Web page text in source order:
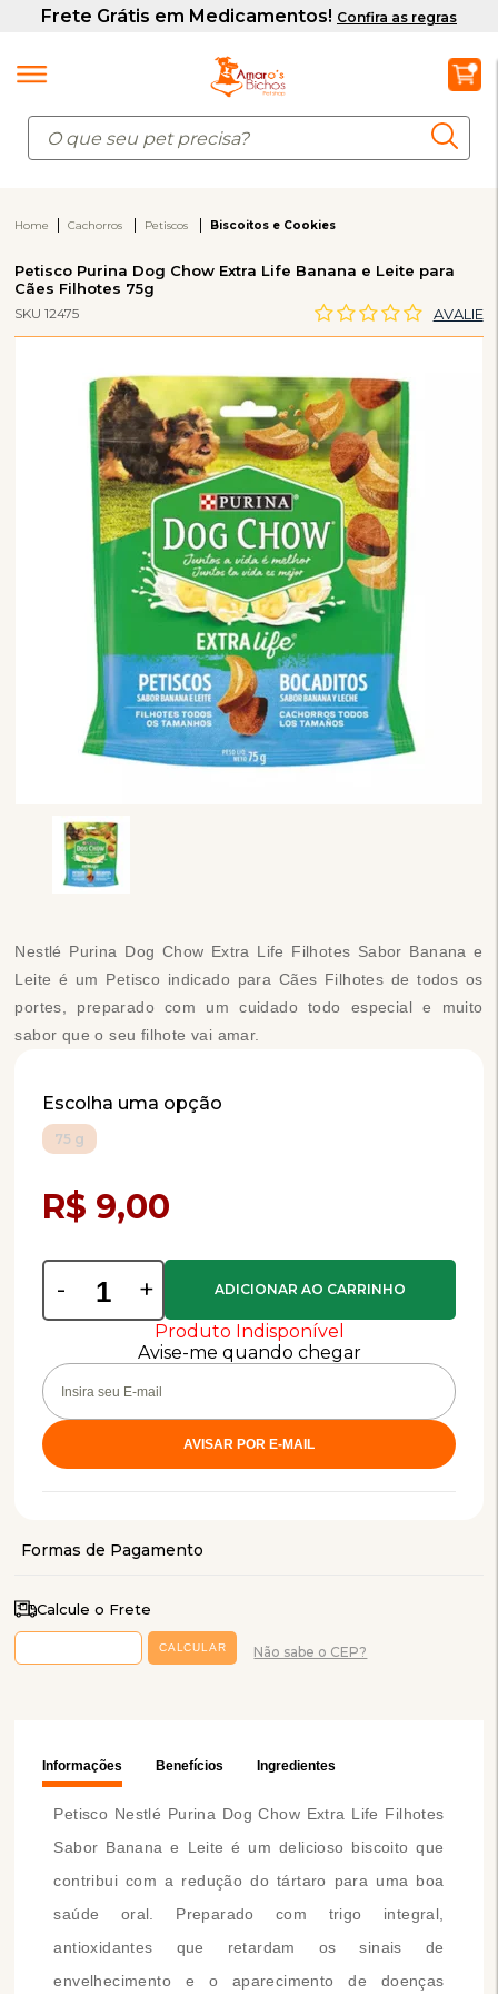
Home Cachorros Petiscos Biscoitos e Cookies
Petisco Purina Dog Chow Extra Life Banana e Leite para
Cães Filhotes 75g
SKU 12475 AVALIE
Nestlé Purina Dog Chow Extra Life Filhotes Sabor Banana e
Leite é um Petisco indicado para Cães Filhotes de todos os
portes, preparado com um cuidado todo especial e muito
sabor que o seu filhote vai amar.
Escolha uma opção
75 g
R$ 9,00
- +
Produto Indisponível
Avise-me quando chegar
Calcule o Frete
Não sabe o CEP?
Informações Benefícios Ingredientes
Petisco Nestlé Purina Dog Chow Extra Life Filhotes
Sabor Banana e Leite é um delicioso biscoito que
contribui com a redução do tártaro para uma boa
saúde oral. Preparado com trigo integral,
antioxidantes que retardam os sinais de
envelhecimento e o aparecimento de doenças